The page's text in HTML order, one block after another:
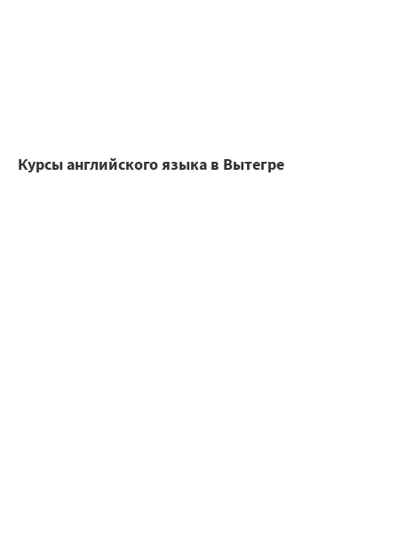
Курсы английского языка в Вытегре